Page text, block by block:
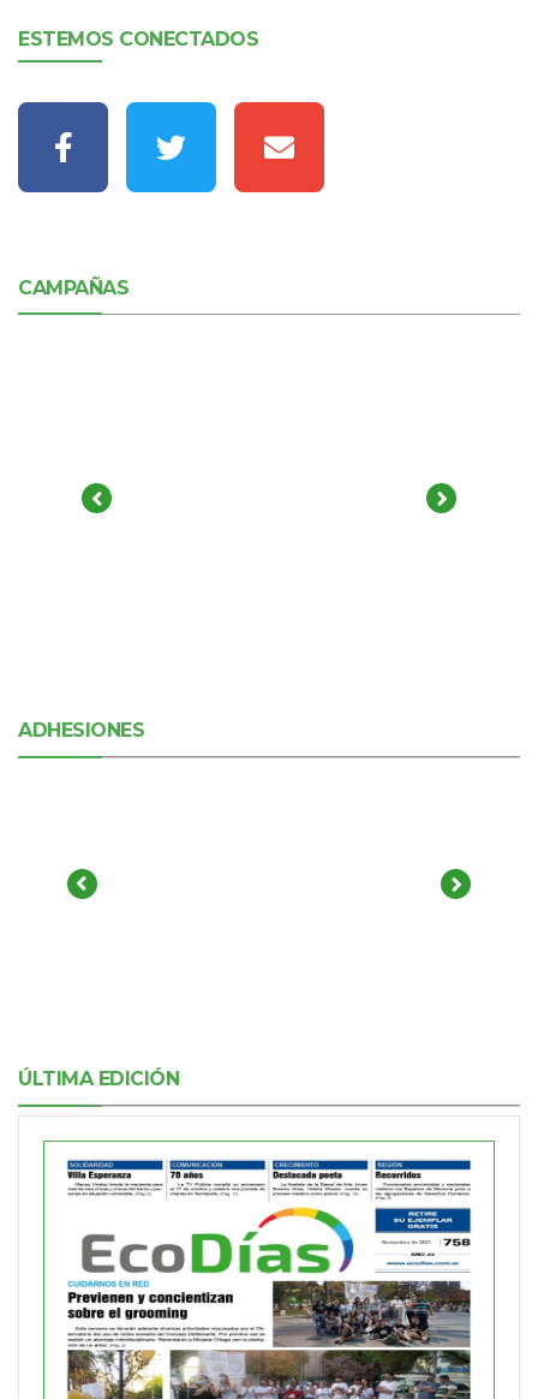
ESTEMOS CONECTADOS
CAMPAÑAS
ADHESIONES
ÚLTIMA EDICIÓN